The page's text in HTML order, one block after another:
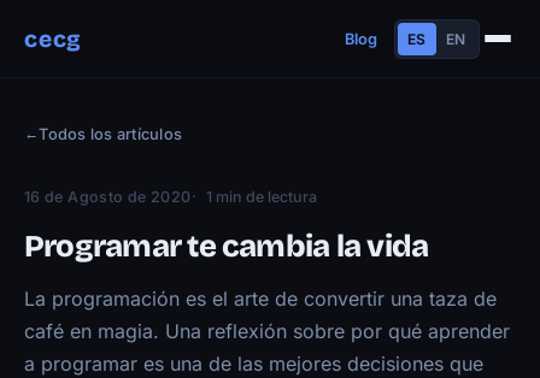
cecg Blog ES EN
Educación
Habilidades
Charlas
Contacto
←Todos los artículos
16 de Agosto de 2020 1 min de lectura
Programar te cambia la vida
La programación es el arte de convertir una taza de
café en magia. Una reflexión sobre por qué aprender
a programar es una de las mejores decisiones que